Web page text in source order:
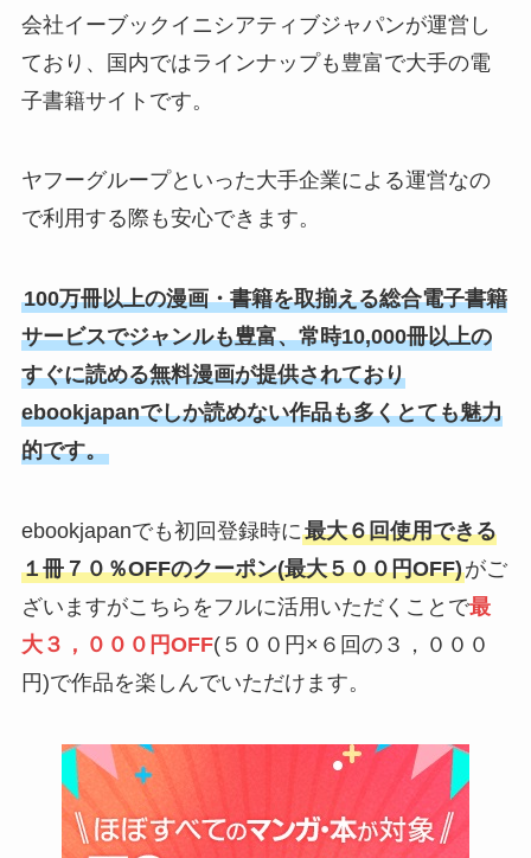
会社イーブックイニシアティブジャパンが運営し
ており、国内ではラインナップも豊富で大手の電
子書籍サイトです。
ヤフーグループといった大手企業による運営なの
で利用する際も安心できます。
100万冊以上の漫画・書籍を取揃える総合電子書籍
サービスでジャンルも豊富、常時10,000冊以上の
すぐに読める無料漫画が提供されており
ebookjapanでしか読めない作品も多くとても魅力
的です。
ebookjapanでも初回登録時に最大６回使用できる
１冊７０％OFFのクーポン(最大５００円OFF)がご
ざいますがこちらをフルに活用いただくことで最
大３，０００円OFF(５００円×６回の３，０００
円)で作品を楽しんでいただけます。